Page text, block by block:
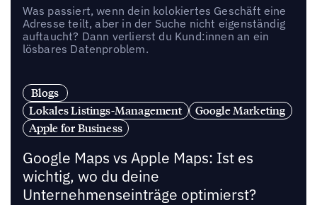
Was passiert, wenn dein kolokiertes Geschäft eine
Adresse teilt, aber in der Suche nicht eigenständig
auftaucht? Dann verlierst du Kund:innen an ein
lösbares Datenproblem.
Blogs
Lokales Listings-Management
Google Marketing
Apple for Business
Google Maps vs Apple Maps: Ist es
wichtig, wo du deine
Unternehmenseinträge optimierst?